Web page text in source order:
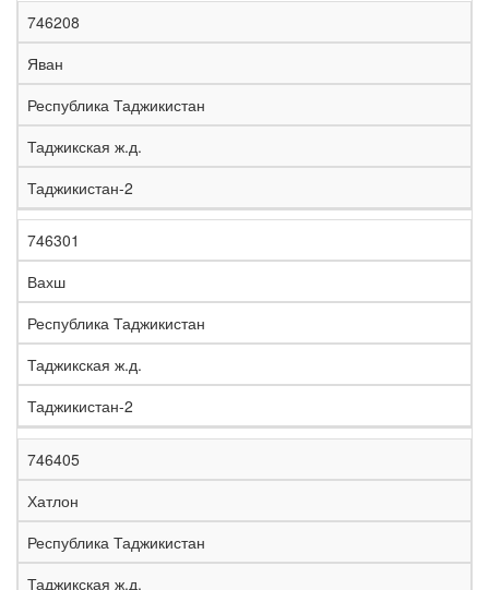
746208
Яван
Республика Таджикистан
Таджикская ж.д.
Таджикистан-2
746301
Вахш
Республика Таджикистан
Таджикская ж.д.
Таджикистан-2
746405
Хатлон
Республика Таджикистан
Таджикская ж.д.